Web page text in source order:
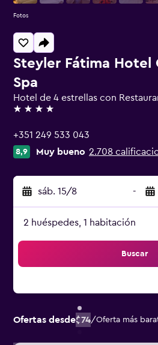
Steyler Fátima Hotel
Spa
Hotel de 4 estrellas con
4 estrellas
+351 249 533 043
8,9 Muy bueno 2.708
sáb. 15/8 -
2 huéspedes, 1 habitación
Buscar
Ofertas desde$74/Oferta más
Fotos